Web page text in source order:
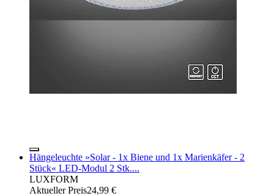
Hängeleuchte »Solar - 1x Biene und 1x Marienkäfer - 2
Stück« LED-Modul 2 Stk....
LUXFORM
Aktueller Preis24,99 €